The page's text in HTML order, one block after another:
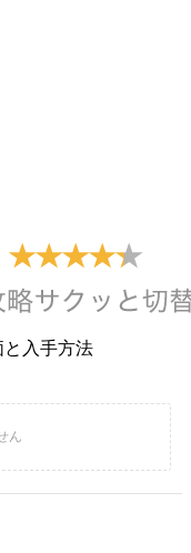
と入手方法